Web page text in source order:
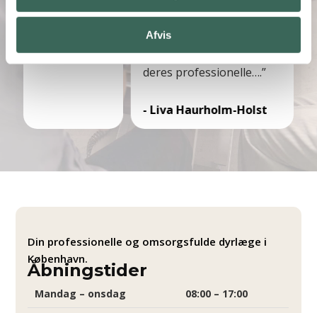
Afvis
situation.
og Mai. Og
træder ind af døren, til du træder ud.
hele mit forløb med min elskede og
Gucci, har jeg roligt kunne stole
deres professionelle….”
- Liva Haurholm-Holst
Din professionelle og omsorgsfulde dyrlæge i
København.
Åbningstider
Mandag – onsdag 08:00 – 17:00